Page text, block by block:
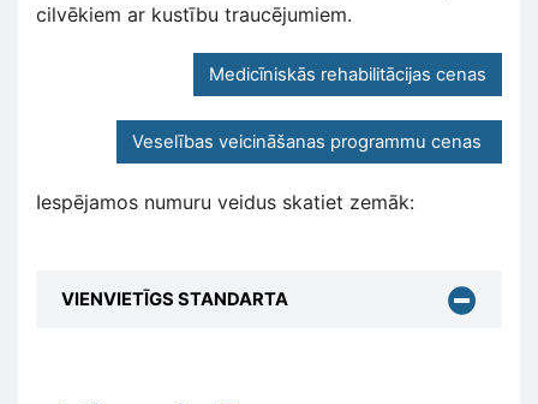
cilvēkiem ar kustību traucējumiem.
Medicīniskās rehabilitācijas cenas
Veselības veicināšanas programmu cenas
Iespējamos numuru veidus skatiet zemāk:
VIENVIETĪGS STANDARTA